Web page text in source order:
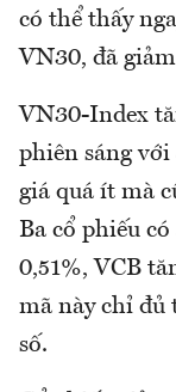
có thể thấy
VN30, đã
VN30-Index
phiên sáng
giá quá ít mà
Ba cổ phiếu
0,51%, VCB
mã này chỉ đủ
số.